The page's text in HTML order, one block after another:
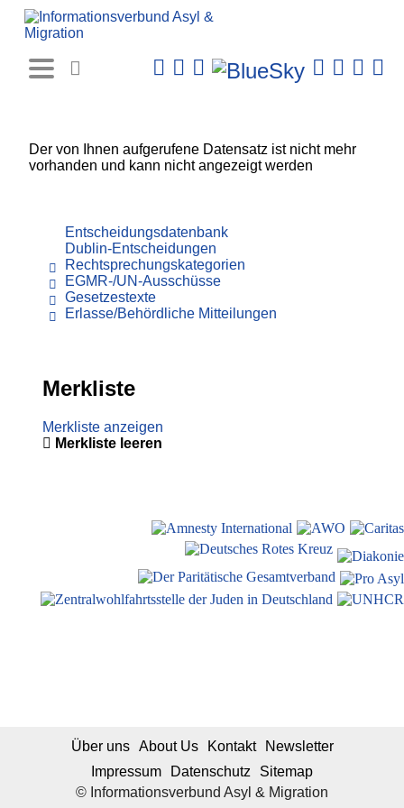
Der von Ihnen aufgerufene Datensatz ist nicht mehr
vorhanden und kann nicht angezeigt werden
Entscheidungsdatenbank
Dublin-Entscheidungen
Rechtsprechungskategorien
EGMR-/UN-Ausschüsse
Gesetzestexte
Erlasse/Behördliche Mitteilungen
Merkliste
Merkliste anzeigen
Merkliste leeren
© Informationsverbund Asyl & Migration
Über uns About Us Kontakt
Newsletter
Impressum
Datenschutz Sitemap